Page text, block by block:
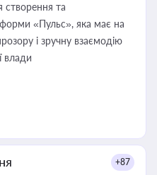
створення та
«Пульс», яка має на
і зручну взаємодію
влади
+87